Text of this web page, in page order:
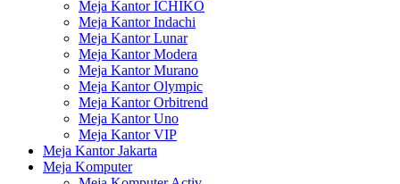
Meja Kantor ICHIKO
Meja Kantor Indachi
Meja Kantor Lunar
Meja Kantor Modera
Meja Kantor Murano
Meja Kantor Olympic
Meja Kantor Orbitrend
Meja Kantor Uno
Meja Kantor VIP
Meja Kantor Jakarta
Meja Komputer